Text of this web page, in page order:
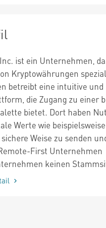
ist ein Unternehmen,
Kryptowährungen
betreibt eine intuitive und
die Zugang zu einer
bietet. Dort haben
Werte wie
Weise zu senden
First Unternehmen
keinen